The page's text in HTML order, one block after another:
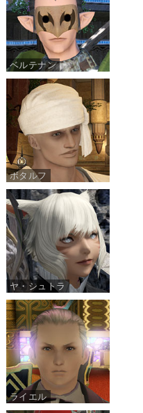
ベルテナン
ボタルフ
ヤ・シュトラ
ライエル